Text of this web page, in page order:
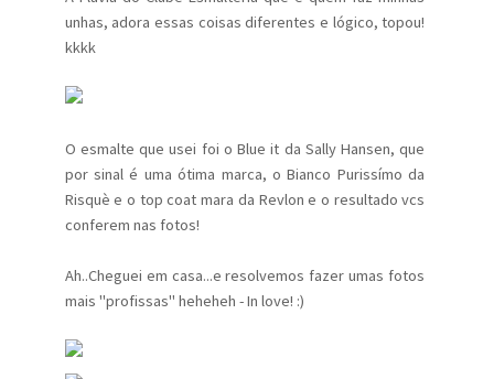
unhas, adora essas coisas diferentes e lógico, topou!
kkkk
O esmalte que usei foi o Blue it da Sally Hansen, que
por sinal é uma ótima marca, o Bianco Purissímo da
Risquè e o top coat mara da Revlon e o resultado vcs
conferem nas fotos!
Ah..Cheguei em casa...e resolvemos fazer umas fotos
mais "profissas" heheheh - In love! :)